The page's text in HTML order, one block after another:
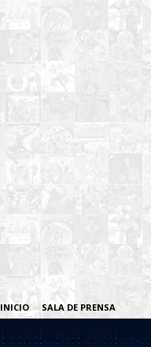
INICIO SALA DE PRENSA